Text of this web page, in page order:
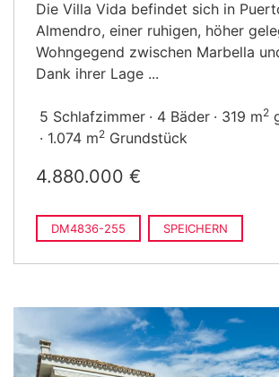
Die Villa Vida befindet sich in
Almendro, einer ruhigen, höher
Wohngegend zwischen Marbella
Dank ihrer Lage ...
5 Schlafzimmer 4 Bäder 319 m2
1.074 m2 Grundstück
4.880.000 €
DM4836-255 SPEICHERN